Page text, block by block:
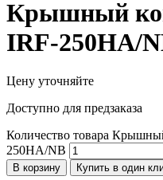
Крышный
IRF-250HA/
Цену уточняйте
Доступно для предзаказа
Количество товара
250HA/NB
В корзину Купить в один